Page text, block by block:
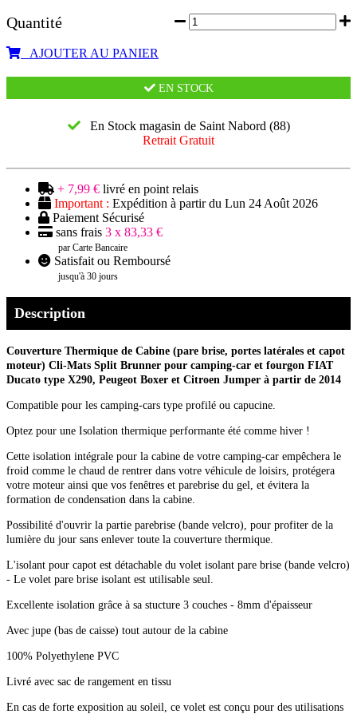
Quantité
AJOUTER AU PANIER
EN STOCK
En Stock magasin de Saint Nabord (88)
Retrait Gratuit
+ 7,99 € livré en point relais
Important : Expédition à partir du Lun 24 Août 2026
Paiement Sécurisé
sans frais 3 x 83,33 €
par Carte Bancaire
Satisfait ou Remboursé
jusqu'à 30 jours
Description
Couverture Thermique de Cabine (pare brise, portes latérales et capot
moteur) Cli-Mats Split Brunner pour camping-car et fourgon FIAT
Ducato type X290, Peugeot Boxer et Citroen Jumper à partir de 2014
Compatible pour les camping-cars type profilé ou capucine.
Optez pour une Isolation thermique performante été comme hiver !
Cette isolation intégrale pour la cabine de votre camping-car empêchera le
froid comme le chaud de rentrer dans votre véhicule de loisirs, protégera
votre moteur ainsi que vos fenêtres et parebrise du gel, et évitera la
formation de condensation dans la cabine.
Possibilité d'ouvrir la partie parebrise (bande velcro), pour profiter de la
lumière du jour sans enlever toute la couverture thermique.
L'isolant pour capot est détachable du volet isolant pare brise (bande velcro)
- Le volet pare brise isolant est utilisable seul.
Excellente isolation grâce à sa stucture 3 couches - 8mm d'épaisseur
Avec jupe (bas de caisse) tout autour de la cabine
100% Polyethylene PVC
Livré avec sac de rangement en tissu
En cas de forte exposition au soleil, ce volet est conçu pour des utilisations